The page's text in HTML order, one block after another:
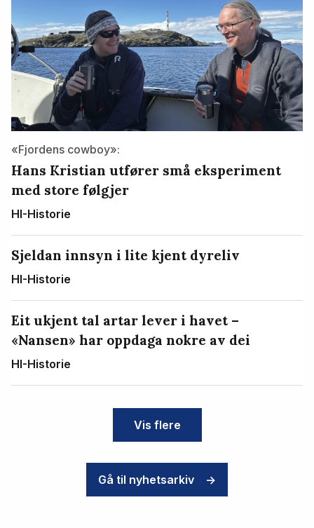
«Fjordens cowboy»:
Hans Kristian utfører små eksperiment
med store følgjer
HI-Historie
Sjeldan innsyn i lite kjent dyreliv
HI-Historie
Eit ukjent tal artar lever i havet –
«Nansen» har oppdaga nokre av dei
HI-Historie
Vis flere
Gå til nyhetsarkiv ->